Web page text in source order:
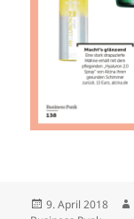
Veröffentlicht
9. April 2018